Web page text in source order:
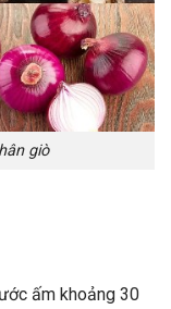
giò
ấm khoảng 30